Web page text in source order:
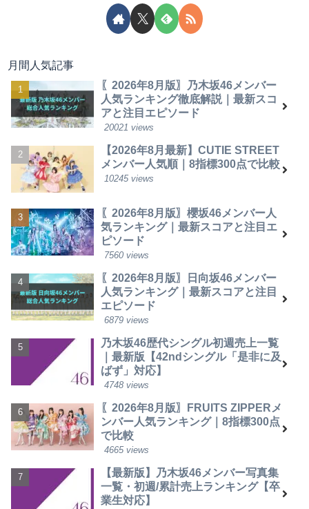
月間人気記事
〖2026年8月版〗乃木坂46メンバー
人気ランキング徹底解説｜最新スコ
アと注目エピソード
20021 views
【2026年8月最新】CUTIE STREET
メンバー人気順｜8指標300点で比較
10245 views
〖2026年8月版〗櫻坂46メンバー人
気ランキング｜最新スコアと注目エ
ピソード
7560 views
〖2026年8月版〗日向坂46メンバー
人気ランキング｜最新スコアと注目
エピソード
6879 views
乃木坂46歴代シングル初週売上一覧
｜最新版【42ndシングル「是非に及
ばず」対応】
4748 views
〖2026年8月版〗FRUITS ZIPPERメ
ンバー人気ランキング｜8指標300点
で比較
4665 views
【最新版】乃木坂46メンバー写真集
一覧・初週/累計売上ランキング【卒
業生対応】